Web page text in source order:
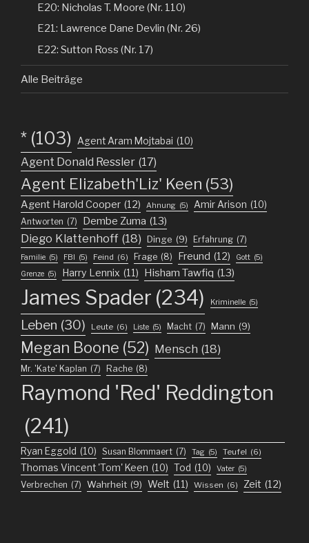
E20: Nicholas T. Moore (Nr. 110)
E21: Lawrence Dane Devlin (Nr. 26)
E22: Sutton Ross (Nr. 17)
Alle Beiträge
* (103) Agent Aram Mojtabai (10)
Agent Donald Ressler (17)
Agent Elizabeth'Liz' Keen (53)
Agent Harold Cooper (12) Ahnung (5) Amir Arison (10)
Antworten (7) Dembe Zuma (13)
Diego Klattenhoff (18) Dinge (9) Erfahrung (7)
Familie (5) FBI (5) Feind (6) Frage (8) Freund (12) Gott (5)
Grenze (5) Harry Lennix (11) Hisham Tawfiq (13)
James Spader (234) Kriminelle (5)
Leben (30) Leute (6) Liste (5) Macht (7) Mann (9)
Megan Boone (52) Mensch (18)
Mr. 'Kate' Kaplan (7) Rache (8)
Raymond 'Red' Reddington
(241)
Ryan Eggold (10) Susan Blommaert (7) Tag (5) Teufel (6)
Thomas Vincent 'Tom' Keen (10) Tod (10) Vater (5)
Verbrechen (7) Wahrheit (9) Welt (11) Wissen (6) Zeit (12)